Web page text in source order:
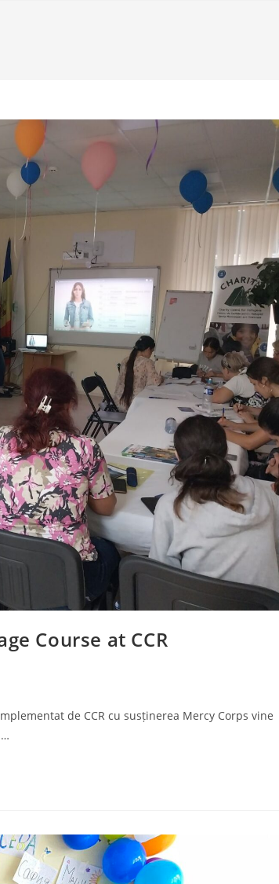
Course at CCR
de CCR cu susținerea Mercy Corps vine